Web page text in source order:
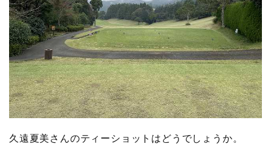
久遠夏美さんのティーショットはどうでしょうか。